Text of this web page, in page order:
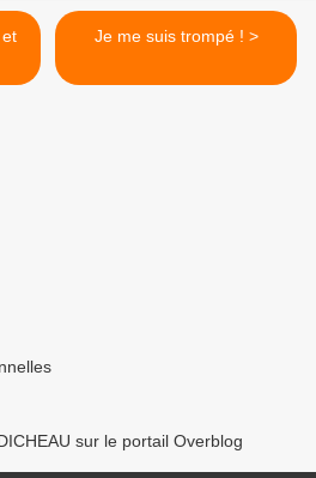
Je me suis trompé ! >
sur le portail Overblog